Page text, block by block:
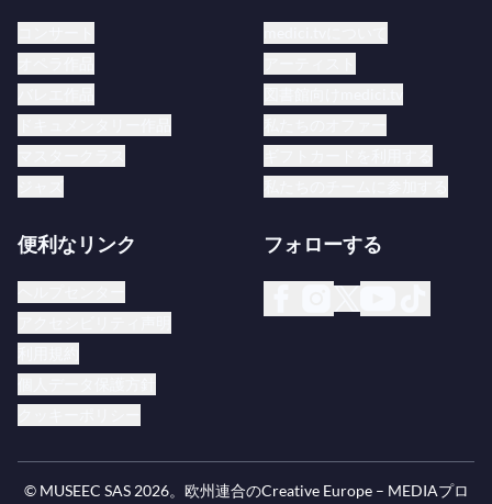
便利なリンク フォローする
© MUSEEC SAS 2026。欧州連合のCreative Europe – MEDIAプロ